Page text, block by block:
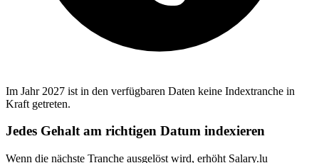
Im Jahr 2027 ist in den verfügbaren Daten keine Indextranche in
Kraft getreten.
Jedes Gehalt am richtigen Datum indexieren
Wenn die nächste Tranche ausgelöst wird, erhöht Salary.lu